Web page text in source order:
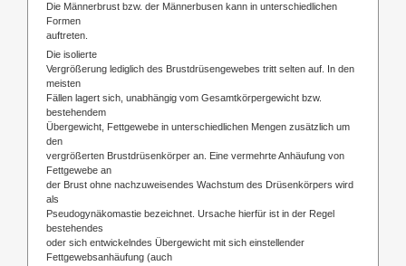
Die Männerbrust bzw. der Männerbusen kann in unterschiedlichen
Formen
auftreten.
Die isolierte
Vergrößerung lediglich des Brustdrüsengewebes tritt selten auf. In den
meisten
Fällen lagert sich, unabhängig vom Gesamtkörpergewicht bzw.
bestehendem
Übergewicht, Fettgewebe in unterschiedlichen Mengen zusätzlich um
den
vergrößerten Brustdrüsenkörper an. Eine vermehrte Anhäufung von
Fettgewebe an
der Brust ohne nachzuweisendes Wachstum des Drüsenkörpers wird
als
Pseudogynäkomastie bezeichnet. Ursache hierfür ist in der Regel
bestehendes
oder sich entwickelndes Übergewicht mit sich einstellender
Fettgewebsanhäufung (auch